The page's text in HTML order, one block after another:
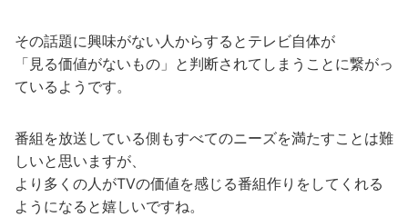
その話題に興味がない人からするとテレビ自体が
「見る価値がないもの」と判断されてしまうことに繋がっ
ているようです。
番組を放送している側もすべてのニーズを満たすことは難
しいと思いますが、
より多くの人がTVの価値を感じる番組作りをしてくれる
ようになると嬉しいですね。